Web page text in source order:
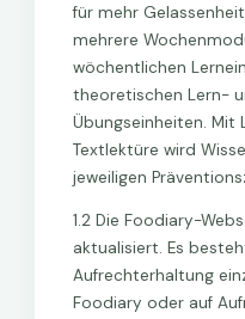
für mehr
mehrere
wöchentlichen
theoretischen Lern-
Übungseinheiten. Mit
Textlektüre wird
jeweiligen
1.2 Die Foodiary-
aktualisiert. Es
Aufrechterhaltung
Foodiary oder auf